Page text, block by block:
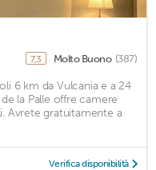
7,3 Molto Buono (387)
6 km da Vulcania e a 24
la Palle offre camere
Avrete gratuitamente a
Verifica disponibilità